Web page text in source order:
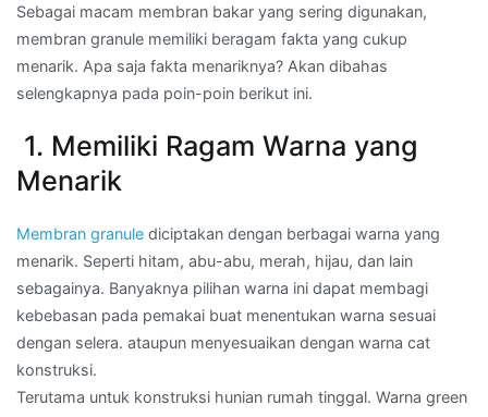
Sebagai macam membran bakar yang sering digunakan,
membran granule memiliki beragam fakta yang cukup
menarik. Apa saja fakta menariknya? Akan dibahas
selengkapnya pada poin-poin berikut ini.
1. Memiliki Ragam Warna yang
Menarik
Membran granule diciptakan dengan berbagai warna yang
menarik. Seperti hitam, abu-abu, merah, hijau, dan lain
sebagainya. Banyaknya pilihan warna ini dapat membagi
kebebasan pada pemakai buat menentukan warna sesuai
dengan selera. ataupun menyesuaikan dengan warna cat
konstruksi.
Terutama untuk konstruksi hunian rumah tinggal. Warna green